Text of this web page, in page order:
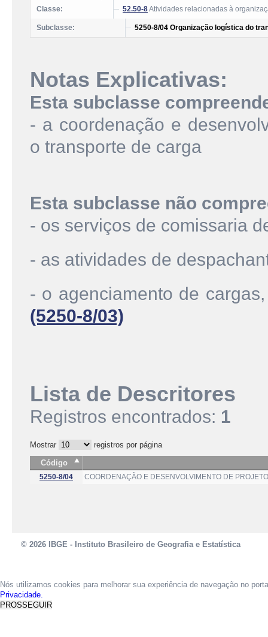
Classe: 52.50-8Atividades relacionadas à
Subclasse: 5250-8/04 Organização logística do
Notas Explicativas:
Esta subclasse
- a coordenação e
o transporte de carga
Esta subclasse não
- os serviços de comissaria
- as atividades de
- o agenciamento de
(5250-8/03)
Lista de Descritores
Registros encontrados: 1
Mostrar
registros por página
Código
5250-8/04 COORDENAÇÃO E DESENVOLVIMENTO DE
© 2026 IBGE - Instituto Brasileiro de Geografia e Estatística
Nós utilizamos cookies para melhorar sua experiência de navegação no
Privacidade.
PROSSEGUIR